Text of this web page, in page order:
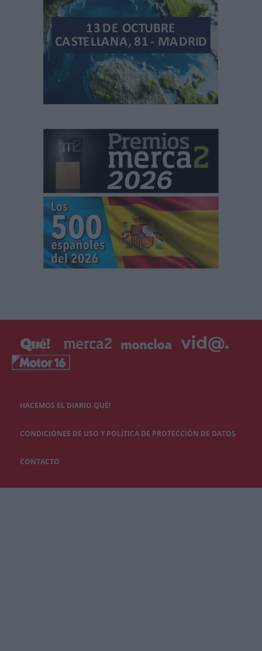
HACEMOS EL DIARIO QUÉ!
CONDICIONES DE USO Y POLÍTICA DE PROTECCIÓN DE DATOS
CONTACTO